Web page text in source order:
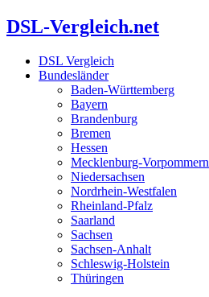
Zum
Inhalt
DSL-Vergleich.net
DSL Vergleich
Bundesländer
Baden-Württemberg
Bayern
Brandenburg
Bremen
Hessen
Mecklenburg-Vorpommern
Niedersachsen
Nordrhein-Westfalen
Rheinland-Pfalz
Saarland
Sachsen
Sachsen-Anhalt
Schleswig-Holstein
Thüringen